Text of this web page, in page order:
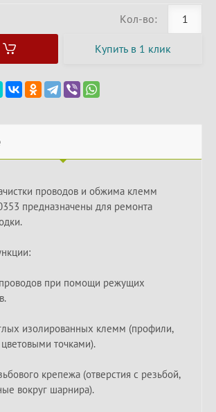
Кол-во:
Купить в 1 клик
проводов и обжима клемм
предназначены для ремонта
при помощи режущих
изолированных клемм (профили,
точками).
крепежа (отверстия с резьбой,
вокруг шарнира).